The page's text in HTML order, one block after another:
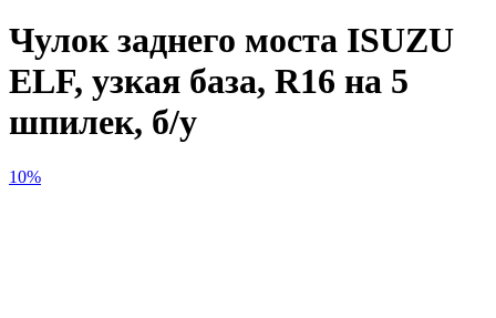
Чулок заднего моста ISUZU
ELF, узкая база, R16 на 5
шпилек, б/у
10%